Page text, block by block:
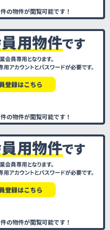
件の物件が閲覧可能です！
件の物件が閲覧可能です！
件の物件が閲覧可能です！